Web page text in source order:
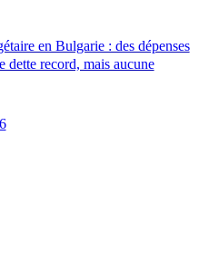
en Bulgarie : des dépenses
dette record, mais aucune